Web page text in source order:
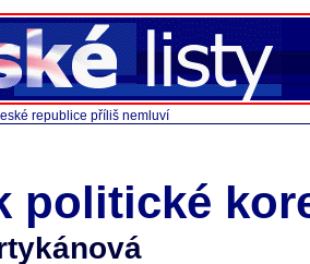
republice příliš nemluví
politické